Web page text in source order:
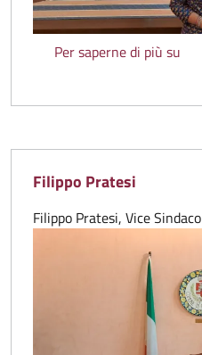
Per saperne di più su
Filippo Pratesi
Filippo Pratesi, Vice Sindaco